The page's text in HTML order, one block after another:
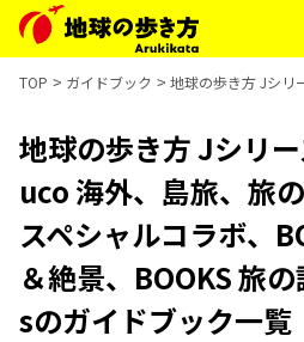
TOP ガイドブック 地球の歩き方 Jシリ
地球の歩き方 Jシリ
uco 海外、島旅、旅
スペシャルコラボ、
＆絶景、BOOKS 旅
sのガイドブック一覧